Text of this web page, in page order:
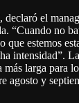
declaró el
“Cuando no
que estemos
intensidad”.
más larga para
agosto y